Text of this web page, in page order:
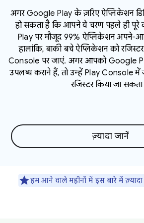
अगर Google Play के ज़रिए ऐप्लिकेशन
हो सकता है कि आपने ये चरण पहले ही पूरे
Play पर मौजूद 99% ऐप्लिकेशन अपने-
हालांकि, बाकी बचे ऐप्लिकेशन को
Console पर जाएं. अगर आपको Google
उपलब्ध कराने हैं, तो उन्हें Play Console
रजिस्टर किया जा
ज़्यादा जानें
हम आने वाले महीनों में इस बारे में